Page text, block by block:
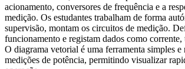
acionamento, conversores de frequência e a
medição. Os estudantes trabalham de forma
supervisão, montam os circuitos de medição.
funcionamento e registam dados como corrente,
O diagrama vetorial é uma ferramenta simples
medições de potência, permitindo visualizar